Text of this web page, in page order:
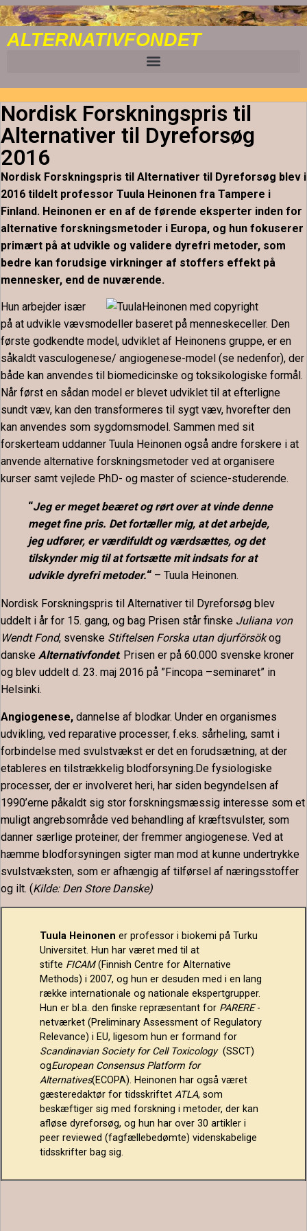
ALTERNATIVFONDET
Nordisk Forskningspris til
Alternativer til Dyreforsøg
2016
Nordisk Forskningspris til Alternativer til Dyreforsøg blev i
2016 tildelt professor Tuula Heinonen fra Tampere i
Finland. Heinonen er en af de førende eksperter inden for
alternative forskningsmetoder i Europa, og hun fokuserer
primært på at udvikle og validere dyrefri metoder, som
bedre kan forudsige virkninger af stoffers effekt på
mennesker, end de nuværende.
Hun arbejder især
på at udvikle vævsmodeller baseret på menneskeceller. Den
første godkendte model, udviklet af Heinonens gruppe, er en
såkaldt vasculogenese/ angiogenese-model (se nedenfor), der
både kan anvendes til biomedicinske og toksikologiske formål.
Når først en sådan model er blevet udviklet til at efterligne
sundt væv, kan den transformeres til sygt væv, hvorefter den
kan anvendes som sygdomsmodel. Sammen med sit
forskerteam uddanner Tuula Heinonen også andre forskere i at
anvende alternative forskningsmetoder ved at organisere
kurser samt vejlede PhD- og master of science-studerende.
“Jeg er meget beæret og rørt over at vinde denne
meget fine pris. Det fortæller mig, at det arbejde,
jeg udfører, er værdifuldt og værdsættes, og det
tilskynder mig til at fortsætte mit indsats for at
udvikle dyrefri metoder.“ – Tuula Heinonen.
Nordisk Forskningspris til Alternativer til Dyreforsøg blev
uddelt i år for 15. gang, og bag Prisen står finske Juliana von
Wendt Fond, svenske Stiftelsen Forska utan djurförsökog
danske Alternativfondet. Prisen er på 60.000 svenske kroner
og blev uddelt d. 23. maj 2016 på ”Fincopa –seminaret” in
Helsinki.
Angiogenese, dannelse af blodkar. Under en organismes
udvikling, ved reparative processer, f.eks. sårheling, samt i
forbindelse med svulstvækst er det en forudsætning, at der
etableres en tilstrækkelig blodforsyning.De fysiologiske
processer, der er involveret heri, har siden begyndelsen af
1990’erne påkaldt sig stor forskningsmæssig interesse som et
muligt angrebsområde ved behandling af kræftsvulster, som
danner særlige proteiner, der fremmer angiogenese. Ved at
hæmme blodforsyningen sigter man mod at kunne undertrykke
svulstvæksten, som er afhængig af tilførsel af næringsstoffer
og ilt. (Kilde: Den Store Danske)
Tuula Heinonen er professor i biokemi på Turku
Universitet. Hun har været med til at
stifte FICAM(Finnish Centre for Alternative
Methods) i 2007, og hun er desuden med i en lang
række internationale og nationale ekspertgrupper.
Hun er bl.a. den finske repræsentant for PARERE-
netværket (Preliminary Assessment of Regulatory
Relevance) i EU, ligesom hun er formand for
Scandinavian Society for Cell Toxicology (SSCT)
ogEuropean Consensus Platform for
Alternatives(ECOPA). Heinonen har også været
gæsteredaktør for tidsskriftet ATLA, som
beskæftiger sig med forskning i metoder, der kan
afløse dyreforsøg, og hun har over 30 artikler i
peer reviewed (fagfællebedømte) videnskabelige
tidsskrifter bag sig.